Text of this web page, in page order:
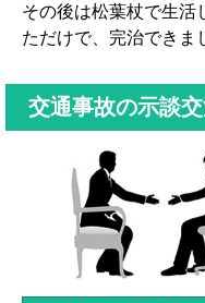
その後は松葉杖で生活
ただけで、完治できま
交通事故の示談